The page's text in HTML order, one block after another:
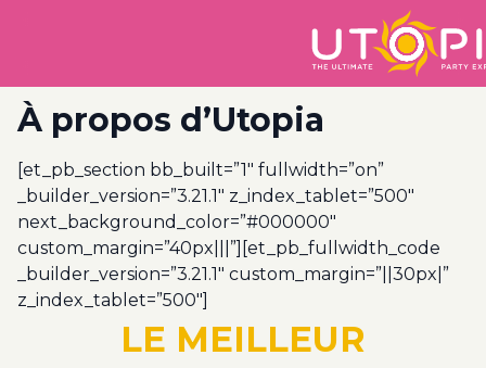
À propos d’Utopia
[et_pb_section bb_built=”1″ fullwidth=”on”
_builder_version=”3.21.1″ z_index_tablet=”500″
next_background_color=”#000000″
custom_margin=”40px|||”][et_pb_fullwidth_code
_builder_version=”3.21.1″ custom_margin=”||30px|”
z_index_tablet=”500″]
LE MEILLEUR